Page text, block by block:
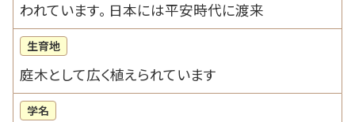
われています。 日本には平安時代に渡来
生育地
庭木として広く植えられています
学名